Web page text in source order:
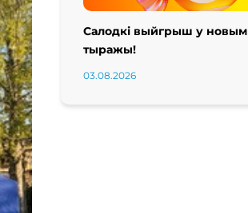
Салодкі выйгрыш у новым
тыражы!
03.08.2026